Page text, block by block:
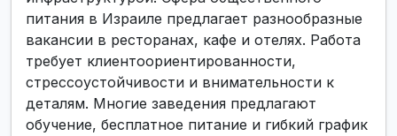
питания в Израиле предлагает разнообразные
вакансии в ресторанах, кафе и отелях. Работа
требует клиентоориентированности,
стрессоустойчивости и внимательности к
деталям. Многие заведения предлагают
обучение, бесплатное питание и гибкий график